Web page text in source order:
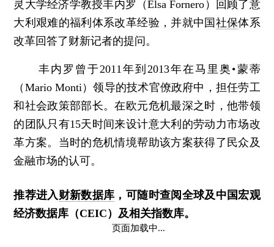
灵大学经济学教授丰内罗（Elsa Fornero）回顾了意
大利艰难的福利体系改革经验，并就中国 社保体系
改革回答了财新记者的提问。
丰内罗曾于2011年到2013年在马里奥•蒙蒂
（Mario Monti）领导的技术官僚政府中，担任劳工
和社会政策部部长。在欧元危机最深之时，他带领
的团队只有15天时间来设计意大利的劳动力市场改
革方案。当时的危机情境帮助该方案获得了民众及
金融市场的认可。
推荐进入 财新数据库 ，可随时查阅全球及中国宏观
经济数据库（CEIC）及相关指数库。
页面加载中...